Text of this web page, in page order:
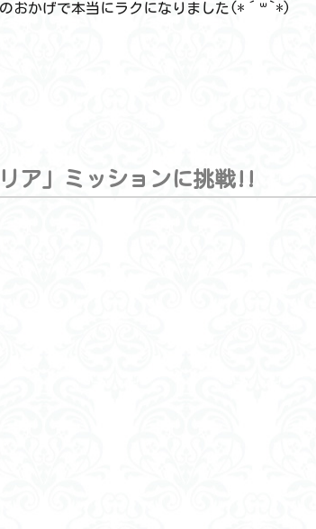
おかげで本当にラクになりました(*´꒳`*)
ア」ミッションに挑戦!!